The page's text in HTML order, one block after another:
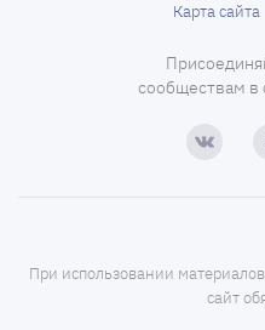
Карта сайта
сообществам в
При использовании
сайт